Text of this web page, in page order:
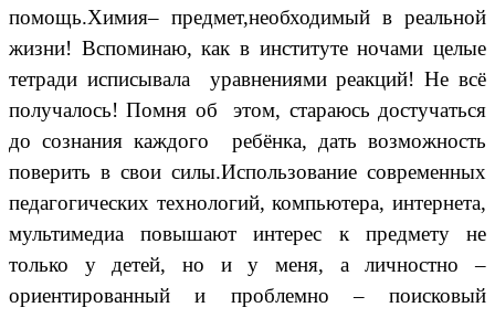
помощь.Химия– предмет,необходимый в реальной
жизни! Вспоминаю, как в институте ночами целые
тетради исписывала
уравнениями реакций! Не всё
получалось! Помня об
этом, стараюсь достучаться
до сознания каждого
ребёнка, дать возможность
поверить в свои силы.Использование современных
педагогических технологий, компьютера, интернета,
мультимедиа повышают интерес к предмету не
только у детей, но и у меня, а личностно –
ориентированный и проблемно – поисковый